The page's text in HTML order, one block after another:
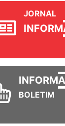
JORNAL
INFORM